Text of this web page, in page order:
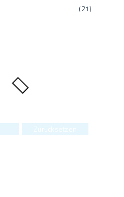
(21)
Zurücksetzen